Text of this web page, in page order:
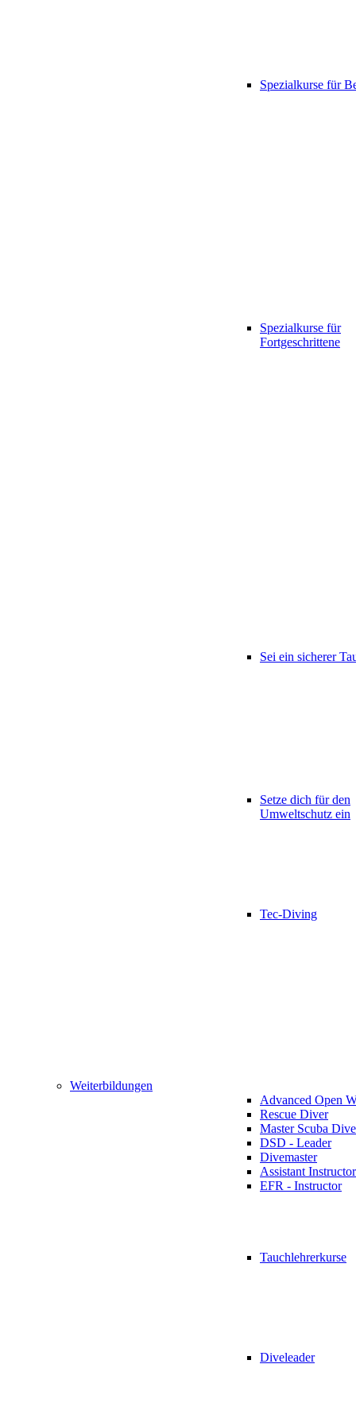
Spezialkurse für
Spezialkurse für
Fortgeschrittene
Sei ein sicherer
Setze dich für den
Umweltschutz ein
Tec-Diving
Weiterbildungen
Advanced Open
Rescue Diver
Master Scuba
DSD - Leader
Divemaster
Assistant Instructor
EFR - Instructor
Tauchlehrerkurse
Diveleader